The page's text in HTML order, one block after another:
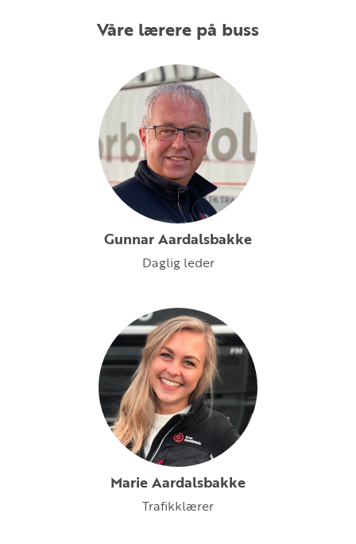
Våre lærere på buss
Gunnar Aardalsbakke
Daglig leder
Marie Aardalsbakke
Trafikklærer